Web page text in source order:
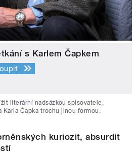
s Karlem Čapkem
literární nadsázkou spisovatele,
Karla Čapka trochu jinou formou.
kuriozit, absurdit